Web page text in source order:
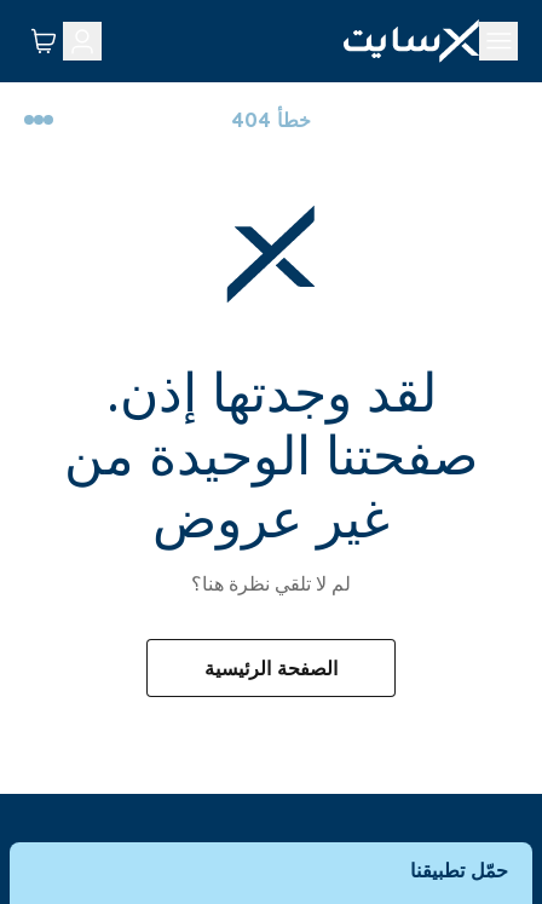
خطأ 404
لقد وجدتها إذن.
صفحتنا الوحيدة من
غير عروض
لم لا تلقي نظرة هنا؟
الصفحة الرئيسية
حمّل تطبيقنا